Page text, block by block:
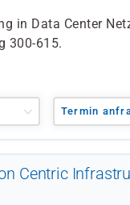
in Data Center
300-615.
Termin
Centric